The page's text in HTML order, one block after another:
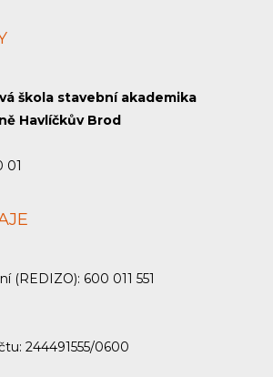
škola stavební akademika
Havlíčkův Brod
01
(REDIZO): 600 011 551
244491555/0600